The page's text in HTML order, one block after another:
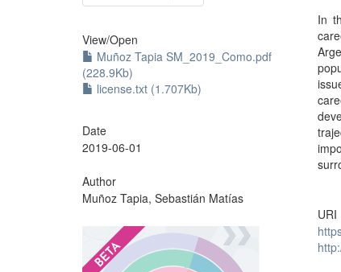
View/Open
Muñoz Tapia SM_2019_Como.pdf
(228.9Kb)
license.txt (1.707Kb)
Date
2019-06-01
Author
Muñoz Tapia, Sebastián Matías
?
In
URI